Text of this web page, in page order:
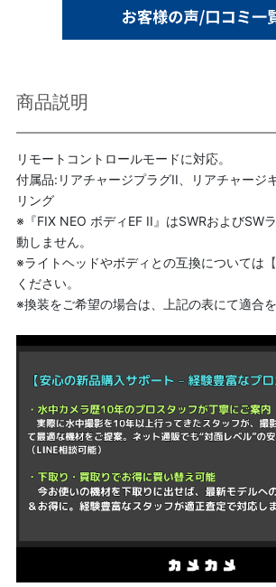
商品説明
リモートコントロールモードに対応。
付属品:リアチャージプラグII、リアチャージ
リング
※『FIX NEO ボディEF II』はSWRおよびSW
動しません。
※ライトヘッドやボディとの互換については
ください。
※換装をご希望の場合は、上記の表にて適合を